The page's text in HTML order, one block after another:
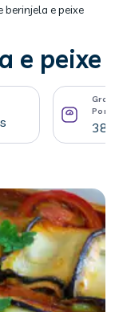
berinjela e peixe
e peixe